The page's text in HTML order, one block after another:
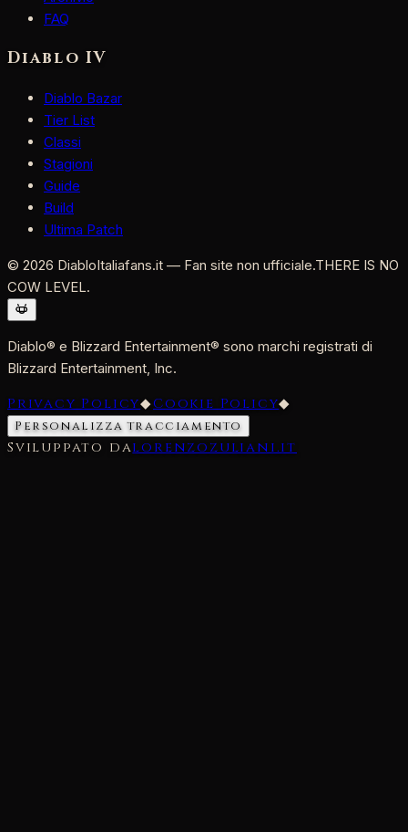
FAQ
Diablo IV
Diablo Bazar
Tier List
Classi
Stagioni
Guide
Build
Ultima Patch
© 2026 DiabloItaliafans.it — Fan site non ufficiale.THERE IS NO
COW LEVEL.
Diablo® e Blizzard Entertainment® sono marchi registrati di
Blizzard Entertainment, Inc.
Privacy Policy◆Cookie Policy◆
Personalizza tracciamento
Sviluppato dalorenzozuliani.it